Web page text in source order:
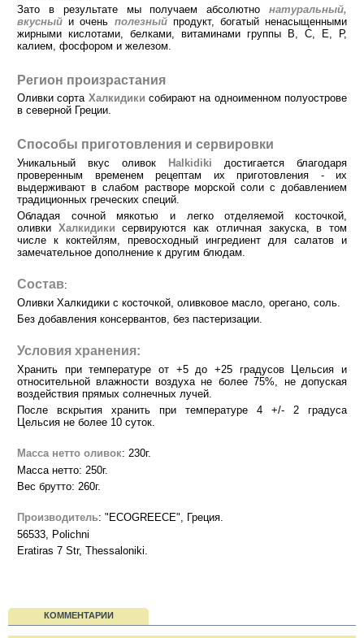
Зато в результате мы получаем абсолютно натуральный,
вкусный и очень полезный продукт, богатый ненасыщенными
жирными кислотами, белками, витаминами группы В, С, Е, Р,
калием, фосфором и железом.
Регион произрастания
Оливки сорта Халкидики собирают на одноименном полуострове
в северной Греции.
Способы приготовления и сервировки
Уникальный вкус оливок Halkidiki достигается благодаря
проверенным временем рецептам их приготовления - их
выдерживают в слабом растворе морской соли с добавлением
традиционных греческих специй.
Обладая сочной мякотью и легко отделяемой косточкой,
оливки Халкидики сервируются как отличная закуска, в том
числе к коктейлям, превосходный ингредиент для салатов и
замечательное дополнение к другим блюдам.
Состав:
Оливки Халкидики с косточкой, оливковое масло, орегано, соль.
Без добавления консервантов, без пастеризации.
Условия хранения:
Хранить при температуре от +5 до +25 градусов Цельсия и
относительной влажности воздуха не более 75%, не допуская
воздействия прямых солнечных лучей.
После вскрытия хранить при температуре 4 +/- 2 градуса
Цельсия не более 10 суток.
Масса нетто оливок: 230г.
Масса нетто: 250г.
Вес брутто: 260г.
Производитель: "ECOGREECE", Греция.
56533, Polichni
Eratiras 7 Str, Thessaloniki.
КОММЕНТАРИИ